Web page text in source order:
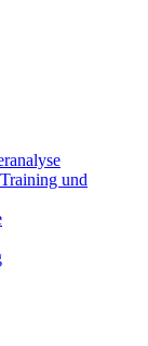
und